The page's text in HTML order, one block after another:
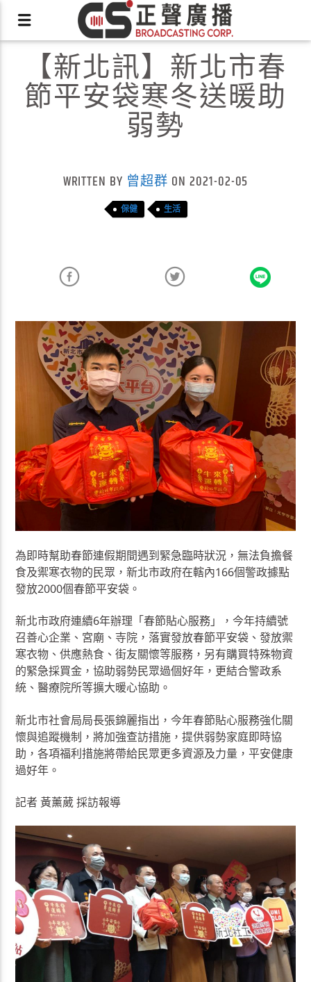
【新北訊】新北市春
節平安袋寒冬送暖助
弱勢
WRITTEN BY 曾超群 ON 2021-02-05
保健 生活
為即時幫助春節連假期間遇到緊急臨時狀況，無法負擔餐
食及禦寒衣物的民眾，新北市政府在轄內166個警政據點
發放2000個春節平安袋。
新北市政府連續6年辦理「春節貼心服務」，今年持續號
召善心企業、宮廟、寺院，落實發放春節平安袋、發放禦
寒衣物、供應熱食、街友關懷等服務，另有購買特殊物資
的緊急採買金，協助弱勢民眾過個好年，更結合警政系
統、醫療院所等擴大暖心協助。
新北市社會局局長張錦麗指出，今年春節貼心服務強化關
懷與追蹤機制，將加強查訪措施，提供弱勢家庭即時協
助，各項福利措施將帶給民眾更多資源及力量，平安健康
過好年。
記者 黃薰葳 採訪報導